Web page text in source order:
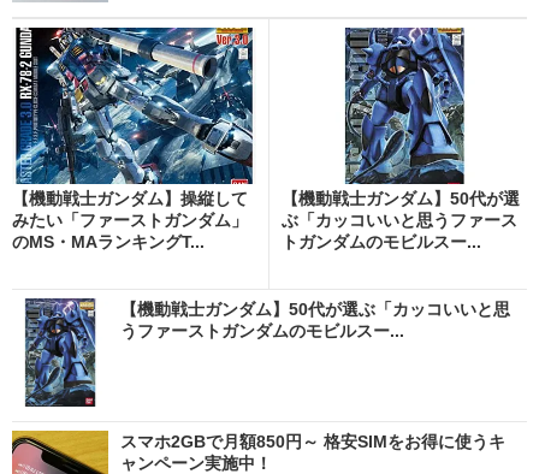
【機動戦士ガンダム】操縦して
みたい「ファーストガンダム」
のMS・MAランキングT...
【機動戦士ガンダム】50代が選
ぶ「カッコいいと思うファース
トガンダムのモビルスー...
【機動戦士ガンダム】50代が選ぶ「カッコいいと思
うファーストガンダムのモビルスー...
スマホ2GBで月額850円～ 格安SIMをお得に使うキ
ャンペーン実施中！